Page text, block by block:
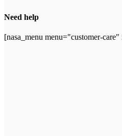
Need help
[nasa_menu menu="customer-